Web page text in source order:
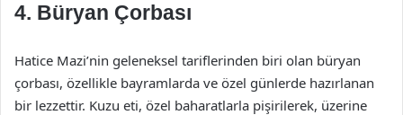
4. Büryan Çorbası
Hatice Mazi’nin geleneksel tariflerinden biri olan büryan
çorbası, özellikle bayramlarda ve özel günlerde hazırlanan
bir lezzettir. Kuzu eti, özel baharatlarla pişirilerek, üzerine